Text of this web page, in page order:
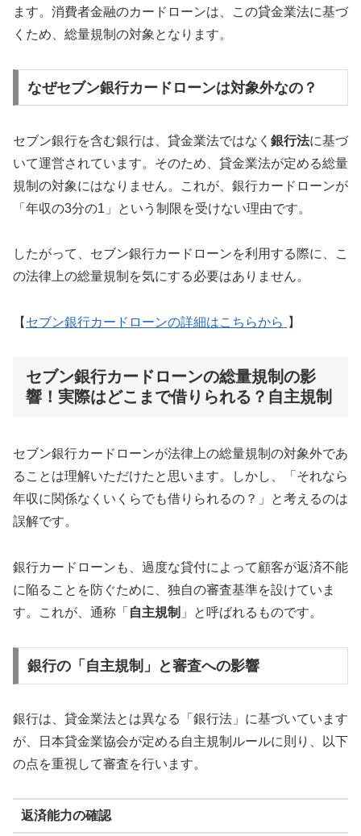
ます。消費者金融のカードローンは、この貸金業法に基づ
くため、総量規制の対象となります。
なぜセブン銀行カードローンは対象外なの？
セブン銀行を含む銀行は、貸金業法ではなく 銀行法に基づ
いて運営されています。そのため、貸金業法が定める総量
規制の対象にはなりません。これが、銀行カードローンが
「年収の3分の1」という制限を受けない理由です。
したがって、セブン銀行カードローンを利用する際に、こ
の法律上の総量規制を気にする必要はありません。
【 セブン銀行カードローンの詳細はこちらから 】
セブン銀行カードローンの総量規制の影
響！実際はどこまで借りられる？自主規制
セブン銀行カードローンが法律上の総量規制の対象外であ
ることは理解いただけたと思います。しかし、「それなら
年収に関係なくいくらでも借りられるの？」と考えるのは
誤解です。
銀行カードローンも、過度な貸付によって顧客が返済不能
に陥ることを防ぐために、独自の審査基準を設けていま
す。これが、通称「 自主規制 」と呼ばれるものです。
銀行の「自主規制」と審査への影響
銀行は、貸金業法とは異なる「銀行法」に基づいています
が、日本貸金業協会が定める自主規制ルールに則り、以下
の点を重視して審査を行います。
返済能力の確認